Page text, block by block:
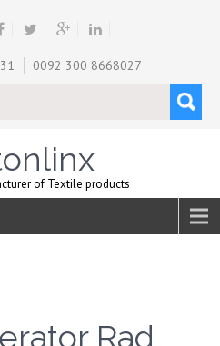
0092 300 8668027
of Textile products
Rad